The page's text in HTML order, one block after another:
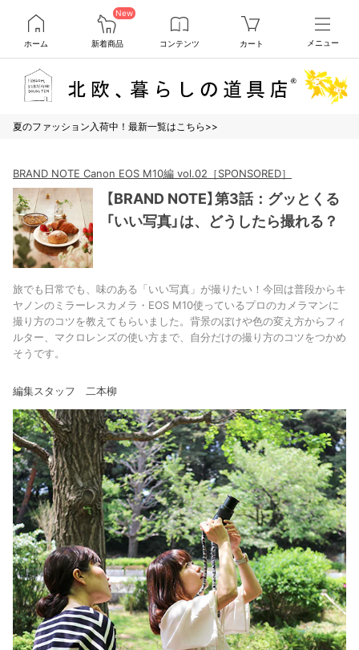
ホーム
New
新着商品 コンテンツ カート メニュー
夏のファッション入荷中！最新一覧はこちら>>
BRAND NOTE Canon EOS M10編 vol.02［SPONSORED］
【BRAND NOTE】第3話：グッとくる
「いい写真」は、どうしたら撮れる？
旅でも日常でも、味のある「いい写真」が撮りたい！今回は普段からキ
ヤノンのミラーレスカメラ・EOS M10使っているプロのカメラマンに
撮り方のコツを教えてもらいました。背景のぼけや色の変え方からフィ
ルター、マクロレンズの使い方まで、自分だけの撮り方のコツをつかめ
そうです。
編集スタッフ 二本柳